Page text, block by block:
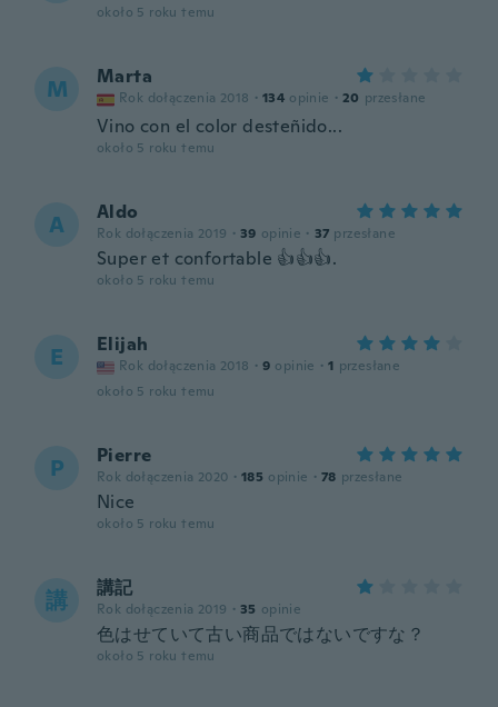
około 5 roku temu
M Marta
Rok dołączenia 2018 · 134 opinie · 20 przesłane
Vino con el color desteñido...
około 5 roku temu
A Aldo
Rok dołączenia 2019 · 39 opinie · 37 przesłane
Super et confortable 👍👍👍.
około 5 roku temu
E Elijah
Rok dołączenia 2018 · 9 opinie · 1 przesłane
około 5 roku temu
P Pierre
Rok dołączenia 2020 · 185 opinie · 78 przesłane
Nice
około 5 roku temu
講 講記
Rok dołączenia 2019 · 35 opinie
色はせていて古い商品ではないですな？
około 5 roku temu